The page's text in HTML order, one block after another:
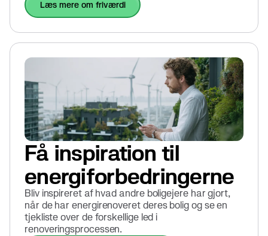
læs mere om friværdi
Få inspiration til
energiforbedringerne
Bliv inspireret af hvad andre boligejere har gjort,
når de har energirenoveret deres bolig og se en
tjekliste over de forskellige led i
renoveringsprocessen.